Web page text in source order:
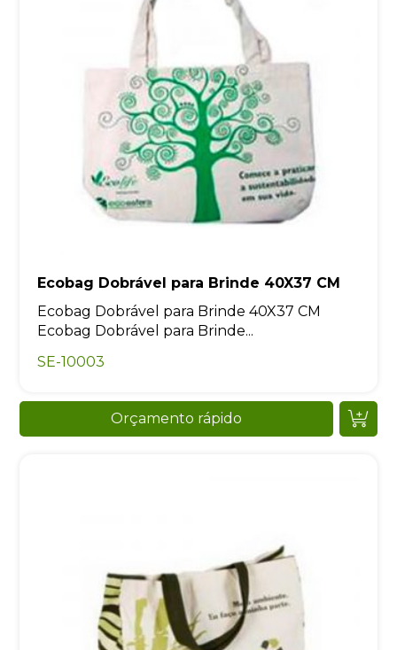
Ecobag Dobrável para Brinde 40X37 CM
Ecobag Dobrável para Brinde 40X37 CM
Ecobag Dobrável para Brinde...
SE-10003
Orçamento rápido